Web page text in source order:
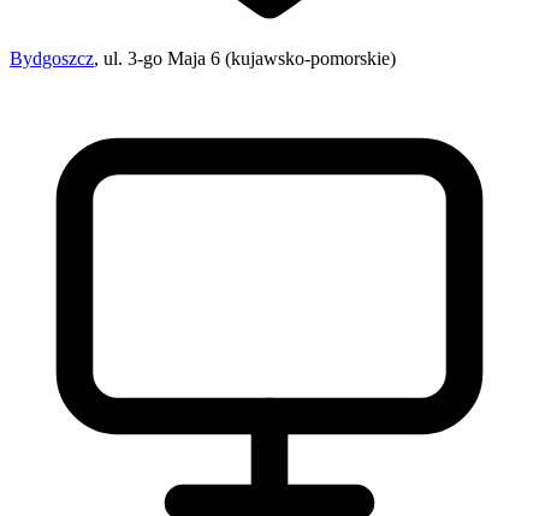
Bydgoszcz, ul. 3-go Maja 6 (kujawsko-pomorskie)